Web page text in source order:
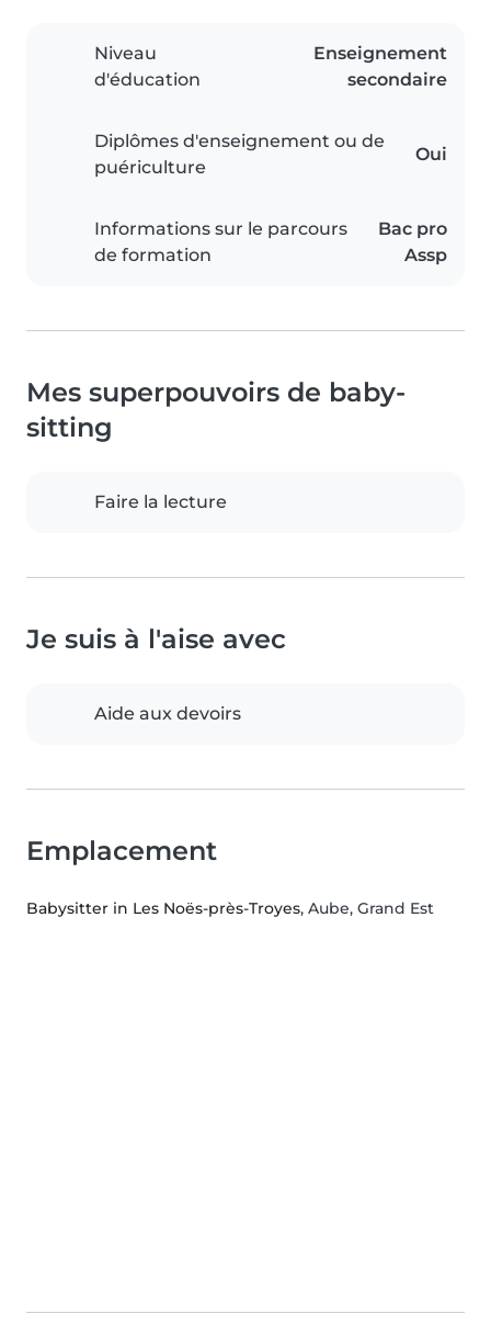
Niveau
d'éducation
Enseignement
secondaire
Diplômes d'enseignement ou de
puériculture
Oui
Informations sur le parcours
de formation
Bac pro
Assp
Mes superpouvoirs de baby-
sitting
Faire la lecture
Je suis à l'aise avec
Aide aux devoirs
Emplacement
Babysitter in Les Noës-près-Troyes, Aube, Grand Est